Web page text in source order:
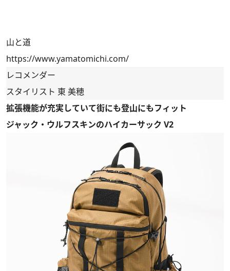
山と道
https://www.yamatomichi.com/
レコメンダー
スタイリスト 東 美穂
拡張機能が充実していて街にも登山にもフィット
ジャック・ウルフスキンのハイカーサック V2